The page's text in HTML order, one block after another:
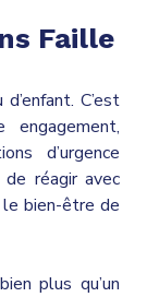
Faille
C’est
engagement,
d’urgence
réagir avec
le bien-être de
plus qu’un